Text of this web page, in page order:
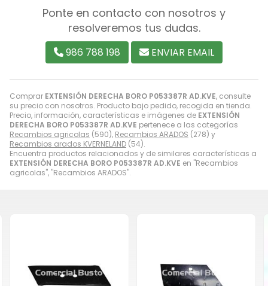
Comprar EXTENSIÓN DERECHA BORO P053387R AD.KVE, consulte
su precio con nosotros. Producto bajo pedido, recogida en tienda.
Precio, información, características e imágenes de EXTENSIÓN
DERECHA BORO P053387R AD.KVE pertenece a las categorías
Recambios agricolas (590), Recambios ARADOS (278) y
Recambios arados KVERNELAND (54).
Encuentra productos relacionados y de similares características a
EXTENSIÓN DERECHA BORO P053387R AD.KVE en "Recambios
agricolas", "Recambios ARADOS".
Ponte en contacto con nosotros y
resolveremos tus dudas.
986 788 198 ENVIAR EMAIL